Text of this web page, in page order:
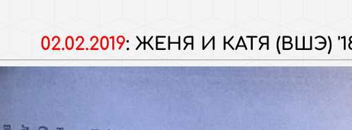
02.02.2019: ЖЕНЯ И КАТЯ (ВШЭ)